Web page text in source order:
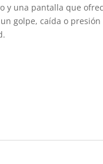
y una pantalla que
golpe, caída o presión